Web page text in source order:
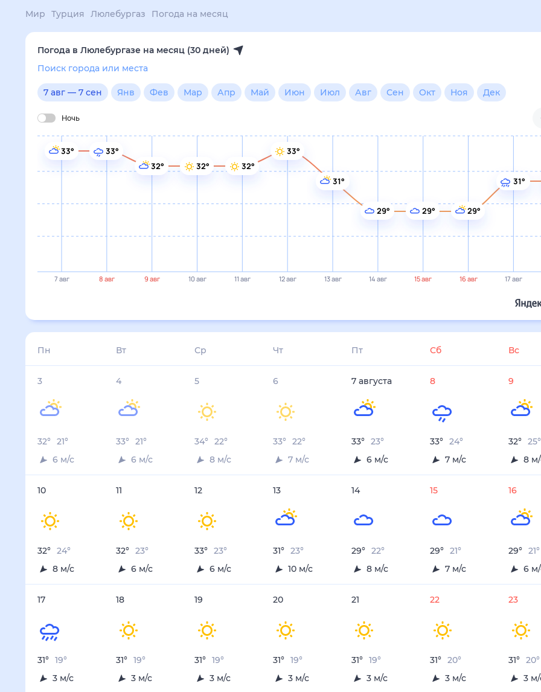
Мир Турция Люлебургаз Погода на месяц
Погода в Люлебургазе на месяц (30 дней)
Поиск города или места
7 авг — 7 сен Янв Фев Мар Апр Май Июн Июл Авг Сен Окт Ноя Дек
Ночь
7 авг 8 авг 9 авг 10 авг 11 авг 12 авг 13 авг 14 авг 15 авг 16 авг 17 авг
33°
33°
32°
32° 32°
33°
31°
29° 29° 29°
31°
Пн Вт Ср Чт Пт Сб Вс
3
32° 21°
6 м/с
4
33° 21°
6 м/с
5
34° 22°
8 м/с
6
33° 22°
7 м/с
7 августа
33° 23°
6 м/с
8
33° 24°
7 м/с
9
32° 25°
8
10
32° 24°
8 м/с
11
32° 23°
6 м/с
12
33° 23°
6 м/с
13
31° 23°
10 м/с
14
29° 22°
8 м/с
15
29° 21°
7 м/с
16
29° 21°
6
17
31° 19°
3 м/с
18
31° 19°
3 м/с
19
31° 19°
3 м/с
20
31° 19°
3 м/с
21
31° 19°
3 м/с
22
31° 20°
3 м/с
23
31° 20°
3